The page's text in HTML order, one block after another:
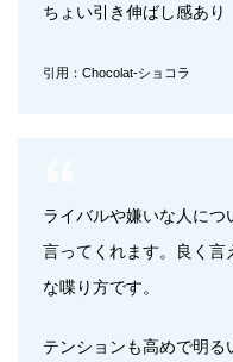
ちょい引き伸ばし感あり
引用：Chocolat-ショコラ
ライバルや嫌いな人につ
言ってくれます。良く言
な喋り方です。
テンションも高めで明